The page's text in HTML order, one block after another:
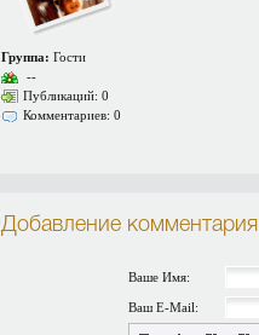
Группа: Гости
--
Публикаций: 0
Комментариев: 0
Добавление комментария
Ваше Имя:
Ваш E-Mail: